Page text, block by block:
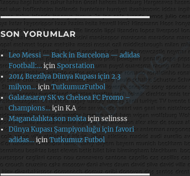
SON YORUMLAR
Leo Messi — Back in Barcelona — adidas
Football:…içinSporstation
2014 Brezilya Dünya Kupası için 2.3
milyon…içinTutkumuzFutbol
Galatasaray SK vs Chelsea FC Promo –
Champions…içinK.A
Magandalıkta son noktaiçinselinsss
Dünya Kupası Şampiyonluğu için favori
adidas…içinTutkumuz Futbol